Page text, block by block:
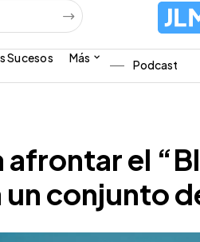
Sucesos Más Podcast
afrontar el
un conjunto